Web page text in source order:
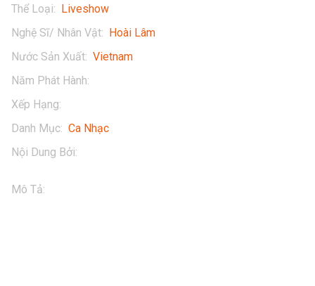
Mô Tả:
Thể Loại: Liveshow
Nghệ Sĩ/ Nhân Vật: Hoài Lâm
Nước Sản Xuất: Vietnam
Năm Phát Hành:
Xếp Hạng:
Danh Mục: Ca Nhạc
Nội Dung Bởi: